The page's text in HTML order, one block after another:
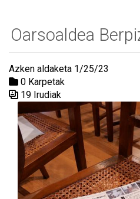
Oarsoaldea
Azken aldaketa 1/25/23
0 Karpetak
19 Irudiak
Media Galeria